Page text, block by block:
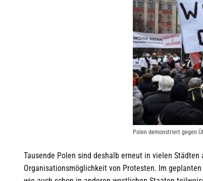
Polen demonstriert gegen
Tausende Polen sind deshalb erneut in vielen
Organisationsmöglichkeit von Protesten. Im